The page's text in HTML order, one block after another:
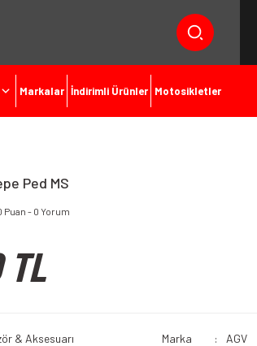
Markalar İndirimli Ürünler Motosikletler
Ped MS
Puan - 0 Yorum
& Aksesuarı Marka AGV